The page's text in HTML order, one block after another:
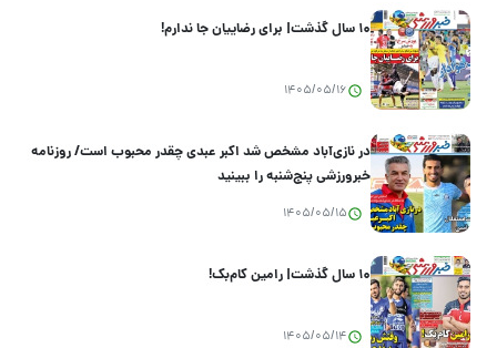
۱۰ سال گذشت| برای رضاییان جا ندارم!
1405/05/16
در نازی‌آباد مشخص شد اکبر عبدی چقدر محبوب است/ روزنامه
خبرورزشی پنج‌شنبه را ببینید
1405/05/15
۱۰ سال گذشت| رامین کام‌بک!
1405/05/14